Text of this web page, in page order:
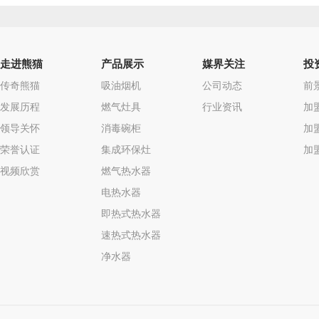
走进熊猫
传奇熊猫
发展历程
领导关怀
荣誉认证
视频欣赏
产品展示
吸油烟机
燃气灶具
消毒碗柜
集成环保灶
燃气热水器
电热水器
即热式热水器
速热式热水器
净水器
媒界关注
公司动态
行业资讯
投
前
加
加
加